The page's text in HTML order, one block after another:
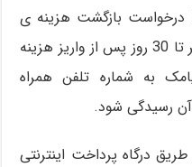
درخواست بازگشت هزینه ی
مشاوره و برنامه ریزی باید حداکثر تا 30 روز پس از واریز هزینه
به شماره تلفن همراه
درگاه پرداخت اینترنتی